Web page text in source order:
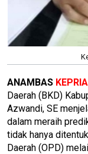
ANAMBAS
Daerah (BKD)
Azwandi, SE
dalam meraih
tidak hanya
Daerah (OPD)